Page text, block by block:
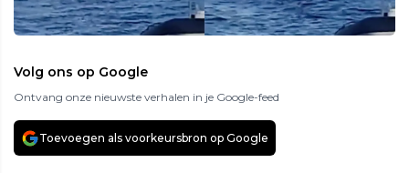
Volg ons op Google
Ontvang onze nieuwste verhalen in je Google-feed
Toevoegen als voorkeursbron op Google